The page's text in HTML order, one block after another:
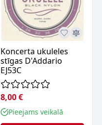
Koncerta ukuleles
stīgas D'Addario
EJ53C
8,00 €
Pieejams veikalā